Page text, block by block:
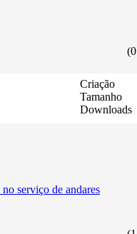
Criação
Tamanho
Downloads
serviço de andares